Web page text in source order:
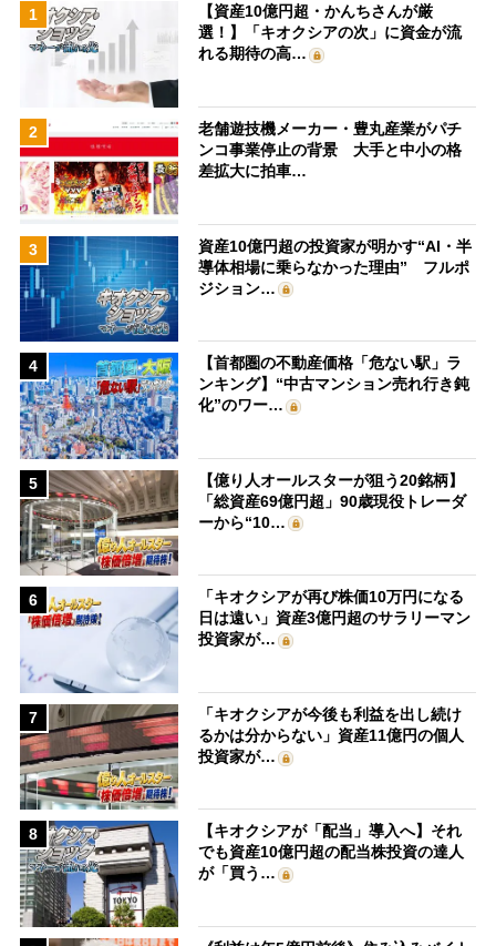
1
【資産10億円超・かんちさんが厳
選！】「キオクシアの次」に資金が流
れる期待の高…
2
老舗遊技機メーカー・豊丸産業がパチ
ンコ事業停止の背景 大手と中小の格
差拡大に拍車…
3
資産10億円超の投資家が明かす“AI・半
導体相場に乗らなかった理由” フルポ
ジション…
4
【首都圏の不動産価格「危ない駅」ラ
ンキング】“中古マンション売れ行き鈍
化”のワー…
5
【億り人オールスターが狙う20銘柄】
「総資産69億円超」90歳現役トレーダ
ーから“10…
6
「キオクシアが再び株価10万円になる
日は遠い」資産3億円超のサラリーマン
投資家が…
7
「キオクシアが今後も利益を出し続け
るかは分からない」資産11億円の個人
投資家が…
8
【キオクシアが「配当」導入へ】それ
でも資産10億円超の配当株投資の達人
が「買う…